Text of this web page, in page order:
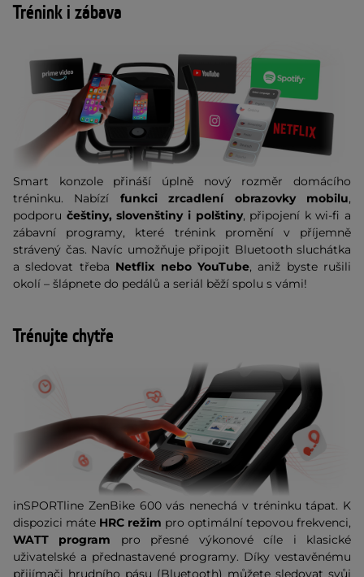
Trénink i zábava
Smart konzole přináší úplně nový rozměr domácího
tréninku. Nabízí funkci zrcadlení obrazovky mobilu,
podporu češtiny, slovenštiny i polštiny, připojení k wi-fi a
zábavní programy, které trénink promění v příjemně
strávený čas. Navíc umožňuje připojit Bluetooth sluchátka
a sledovat třeba Netflix nebo YouTube, aniž byste rušili
okolí – šlápnete do pedálů a seriál běží spolu s vámi!
Trénujte chytře
inSPORTline ZenBike 600 vás nenechá v tréninku tápat. K
dispozici máte HRC režim pro optimální tepovou frekvenci,
WATT program pro přesné výkonové cíle i klasické
uživatelské a přednastavené programy. Díky vestavěnému
přijímači hrudního pásu (Bluetooth) můžete sledovat svůj